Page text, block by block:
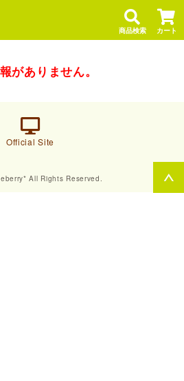
商品検索 カート
がありません。
Official Site
All Rights Reserved.